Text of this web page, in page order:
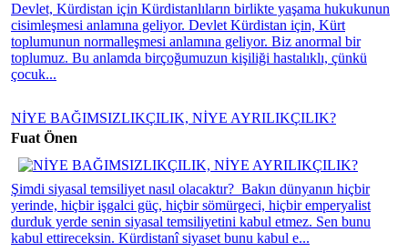
Devlet, Kürdistan için Kürdistanlıların birlikte yaşama hukukunun
cisimleşmesi anlamına geliyor. Devlet Kürdistan için, Kürt
toplumunun normalleşmesi anlamına geliyor. Biz anormal bir
toplumuz. Bu anlamda birçoğumuzun kişiliği hastalıklı, çünkü
çocuk...
NİYE BAĞIMSIZLIKÇILIK, NİYE AYRILIKÇILIK?
Fuat Önen
Şimdi siyasal temsiliyet nasıl olacaktır? Bakın dünyanın hiçbir
yerinde, hiçbir işgalci güç, hiçbir sömürgeci, hiçbir emperyalist
durduk yerde senin siyasal temsiliyetini kabul etmez. Sen bunu
kabul ettireceksin. Kürdistanî siyaset bunu kabul e...